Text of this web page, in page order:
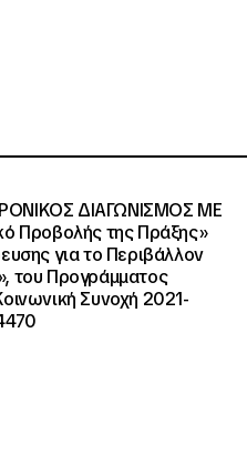
ΔΙΑΓΩΝΙΣΜΟΣ ΜΕ
Προβολής της Πράξης»
για το Περιβάλλον
του Προγράμματος
Συνοχή 2021-